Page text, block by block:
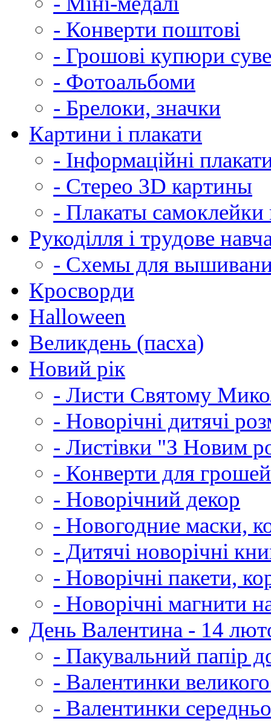
- Конверти поштові
- Грошові купюри
- Фотоальбоми
- Брелоки, значки
Картини і плакати
- Інформаційні
- Стерео 3D картины
- Плакаты самоклейки
Рукоділля і трудове
- Схемы для
Кросворди
Halloween
Великдень (пасха)
Новий рік
- Листи Святому
- Новорічні дитячі
- Листівки "З Новим
- Конверти для
- Новорічний декор
- Новогодние маски,
- Дитячі новорічні
- Новорічні пакети,
- Новорічні магнити
День Валентина - 14
- Пакувальний папір
- Валентинки
- Валентинки